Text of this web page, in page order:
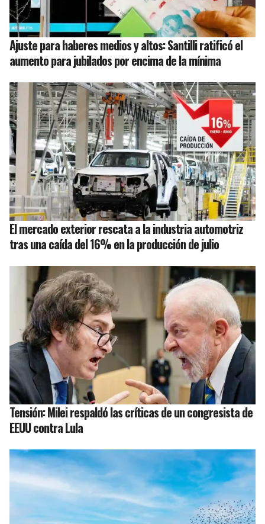
Ajuste para haberes medios y altos: Santilli ratificó el
aumento para jubilados por encima de la mínima
El mercado exterior rescata a la industria automotriz
tras una caída del 16% en la producción de julio
Tensión: Milei respaldó las críticas de un congresista de
EEUU contra Lula